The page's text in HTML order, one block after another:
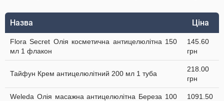
Назва Ціна
Flora Secret Олія косметична антицелюлітна 150
мл 1 флакон
145.60
грн
Тайфун Крем антицелюлітний 200 мл 1 туба
218.00
грн
Weleda Олія масажна антицелюлітна Береза 100
1091.50